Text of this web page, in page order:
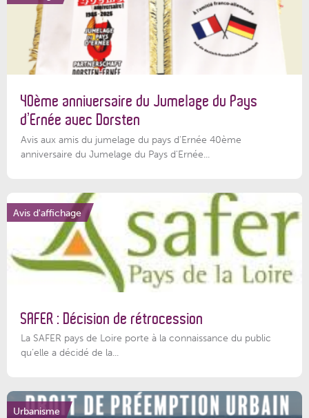
40ème anniversaire du Jumelage du Pays
d’Ernée avec Dorsten
Avis aux amis du jumelage du pays d'Ernée 40ème
anniversaire du Jumelage du Pays d'Ernée...
Avis d'affichage
SAFER : Décision de rétrocession
La SAFER pays de Loire porte à la connaissance du public
qu’elle a décidé de la...
Urbanisme